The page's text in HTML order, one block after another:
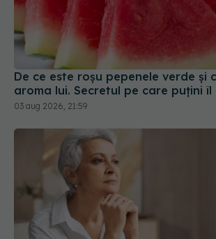
De ce este roșu pepenele verde și
aroma lui. Secretul pe care puțini îl
03 aug 2026, 21:59